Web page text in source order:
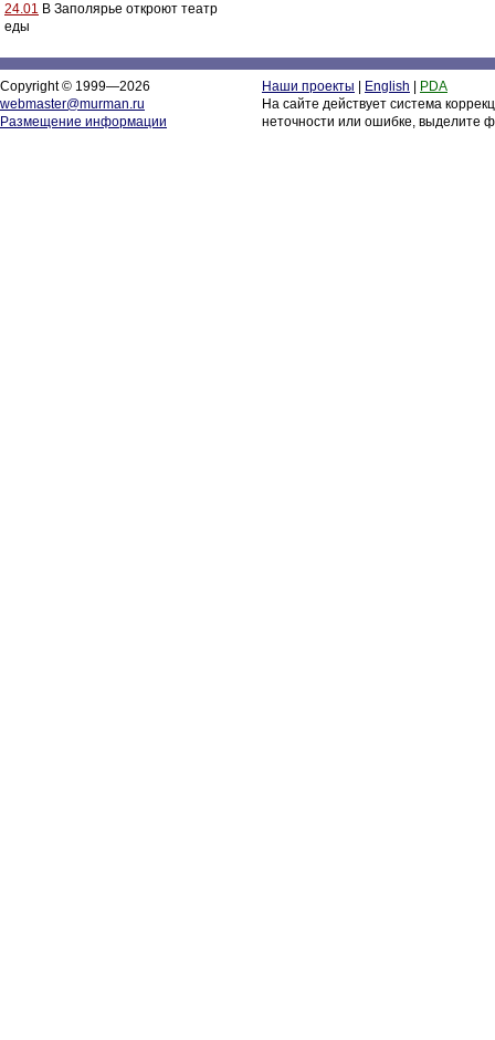
24.01 В Заполярье откроют театр
еды
Copyright © 1999—2026
webmaster@murman.ru
Размещение информации
Наши проекты English
PDA
На сайте действует система
неточности или ошибке, выделите